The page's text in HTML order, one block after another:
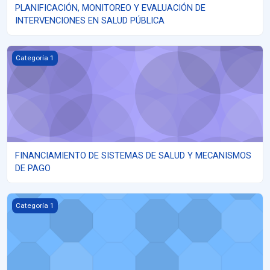
PLANIFICACIÓN, MONITOREO Y EVALUACIÓN DE
INTERVENCIONES EN SALUD PÚBLICA
FINANCIAMIENTO DE SISTEMAS DE SALUD Y MECANISMOS DE
Categoría 1
FINANCIAMIENTO DE SISTEMAS DE SALUD Y MECANISMOS
DE PAGO
ATENCION CENTRADA EN LA PERSONA, LA FAMILIA Y LA
Categoría 1